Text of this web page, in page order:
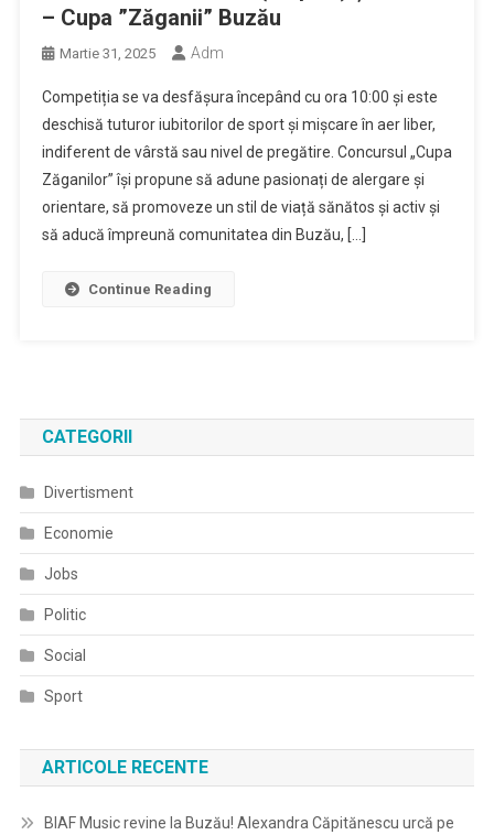
– Cupa ”Zăganii” Buzău
Martie 31, 2025 Adm
Competiția se va desfășura începând cu ora 10:00 și este
deschisă tuturor iubitorilor de sport și mișcare în aer liber,
indiferent de vârstă sau nivel de pregătire. Concursul „Cupa
Zăganilor” își propune să adune pasionați de alergare și
orientare, să promoveze un stil de viață sănătos și activ și
să aducă împreună comunitatea din Buzău, […]
Continue Reading
CATEGORII
Divertisment
Economie
Jobs
Politic
Social
Sport
ARTICOLE RECENTE
BIAF Music revine la Buzău! Alexandra Căpitănescu urcă pe